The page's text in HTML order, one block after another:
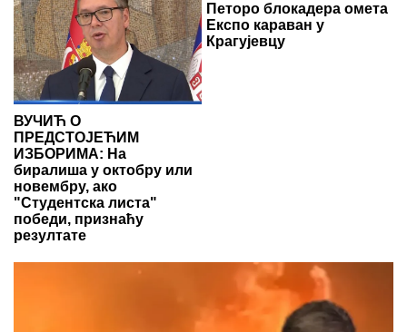
ВУЧИЋ О
ПРЕДСТОЈЕЋИМ
ИЗБОРИМА: На
биралиша у октобру или
новембру, ако
"Студентска листа"
победи, признаћу
резултате
Петоро блокадера омета
Експо караван у
Крагујевцу